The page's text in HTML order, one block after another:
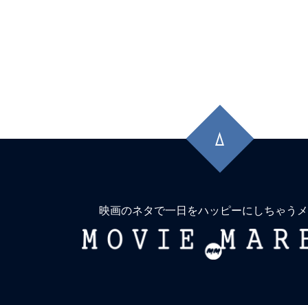
頭
に
映画のネタで一日をハッピーにしちゃう
MOVIE